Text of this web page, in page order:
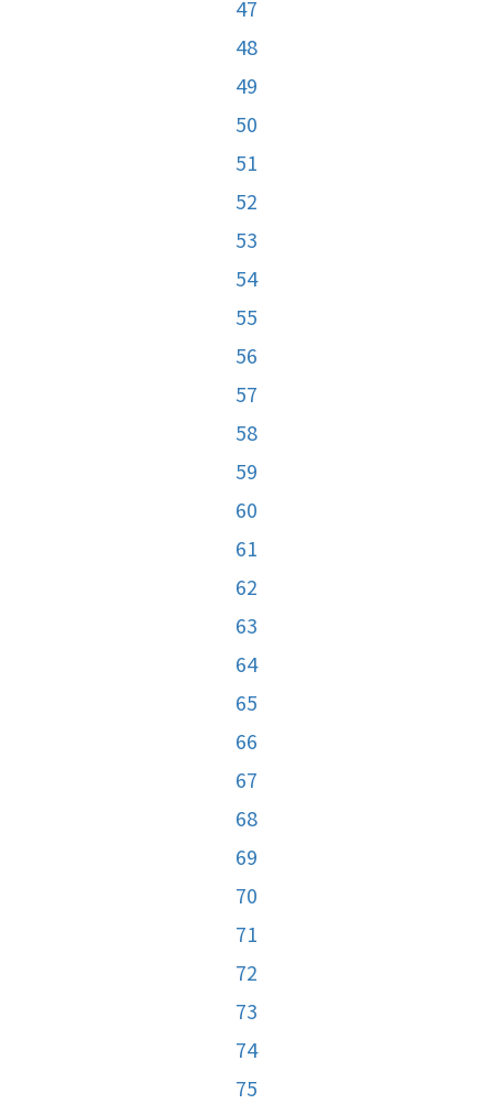
47
48
49
50
51
52
53
54
55
56
57
58
59
60
61
62
63
64
65
66
67
68
69
70
71
72
73
74
75